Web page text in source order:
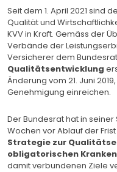
Seit dem 1. April 2021 sind
Qualität und
KVV in Kraft. Gemäss der
Verbände der
Versicherer dem
Qualitätsentwicklung
Änderung vom 21. Juni
Genehmigung einreichen.
Der Bundesrat hat in seiner
Wochen vor Ablauf der
Strategie zur
obligatorischen
damit verbundenen Ziele